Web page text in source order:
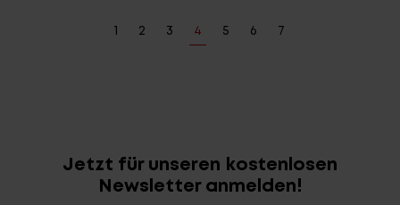
1 2 3 4 5 6 7
Jetzt für unseren kostenlosen
Newsletter anmelden!